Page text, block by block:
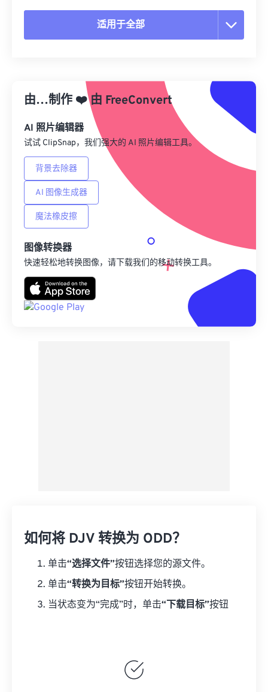
适用于全部
从预设应用
另存为预设
由…制作 ❤️由 FreeConvert
AI 照片编辑器
试试 ClipSnap，我们强大的 AI 照片编辑工具。
背景去除器
AI 图像生成器
魔法橡皮擦
图像转换器
快速轻松地转换图像，请下载我们的移动转换工具。
如何将 DJV 转换为 ODD？
单击“选择文件”按钮选择您的源文件。
单击“转换为目标”按钮开始转换。
当状态变为“完成”时，单击“下载目标”按钮